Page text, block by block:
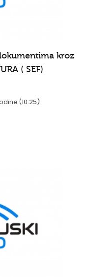
kroz
( SEF)
(10:25)